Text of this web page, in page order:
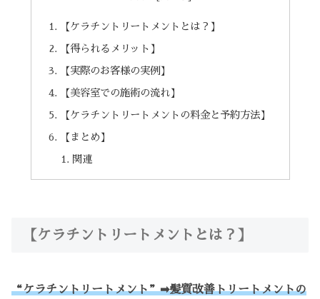
【ケラチントリートメントとは？】
【得られるメリット】
【実際のお客様の実例】
【美容室での施術の流れ】
【ケラチントリートメントの料金と予約方法】
【まとめ】
関連
【ケラチントリートメントとは？】
“ケラチントリートメント”➡︎髪質改善トリートメントの